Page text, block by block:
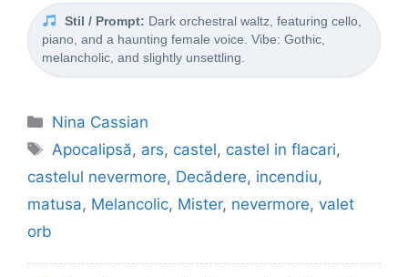
Stil / Prompt: Dark orchestral waltz, featuring cello,
piano, and a haunting female voice. Vibe: Gothic,
melancholic, and slightly unsettling.
Categorii
Nina Cassian
Etichete
Apocalipsă, ars, castel, castel in flacari,
castelul nevermore, Decădere, incendiu,
matusa, Melancolic, Mister, nevermore, valet
orb